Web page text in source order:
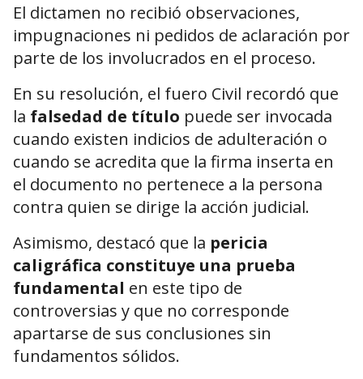
El dictamen no recibió observaciones,
impugnaciones ni pedidos de aclaración por
parte de los involucrados en el proceso.
En su resolución, el fuero Civil recordó que
la falsedad de título puede ser invocada
cuando existen indicios de adulteración o
cuando se acredita que la firma inserta en
el documento no pertenece a la persona
contra quien se dirige la acción judicial.
Asimismo, destacó que la pericia
caligráfica constituye una prueba
fundamental en este tipo de
controversias y que no corresponde
apartarse de sus conclusiones sin
fundamentos sólidos.